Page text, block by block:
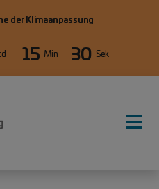
der Klimaanpassung
15 Min 30 Sek